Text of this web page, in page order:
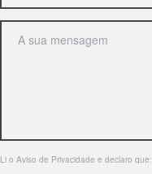
Li o Aviso de Privacidade e declaro que: